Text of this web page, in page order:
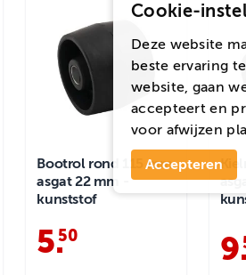
Bootrol rond 115 mm
asgat 22 mm -
kunststof
5.
50 9
Cookie-
Deze website
beste ervaring
website, gaan
accepteert en
voor afwijzen
Accepteren